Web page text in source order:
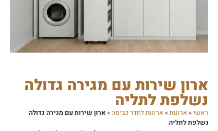
ארון שירות עם מגירה גדולה
נשלפת לתליה
ראשי» ארונות» ארונות לחדר כביסה »ארון שירות עם מגירה גדולה
נשלפת לתליה